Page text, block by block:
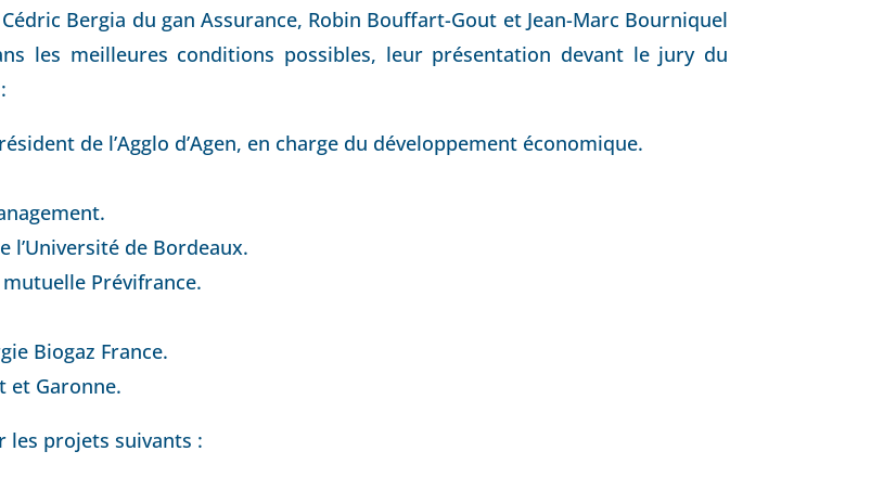
Bergia du gan Assurance, Robin Bouffart-Gout et Jean-Marc Bourniquel
les meilleures conditions possibles, leur présentation devant le jury du
de l’Agglo d’Agen, en charge du développement économique.
l’Université de Bordeaux.
Prévifrance.
Biogaz France.
et Garonne.
les projets suivants :